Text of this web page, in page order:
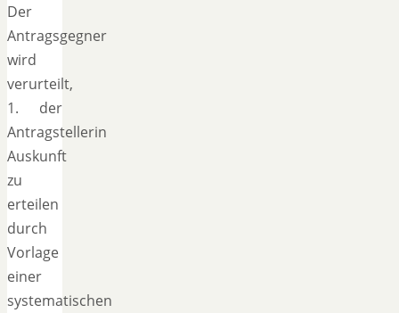
Der
Antragsgegner
wird
verurteilt,
1. der
Antragstellerin
Auskunft
zu
erteilen
durch
Vorlage
einer
systematischen